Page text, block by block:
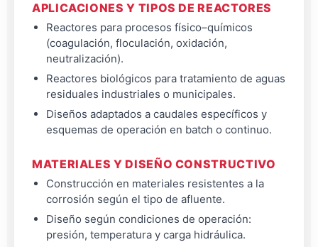
APLICACIONES Y TIPOS DE REACTORES
Reactores para procesos físico–químicos
(coagulación, floculación, oxidación,
neutralización).
Reactores biológicos para tratamiento de aguas
residuales industriales o municipales.
Diseños adaptados a caudales específicos y
esquemas de operación en batch o continuo.
MATERIALES Y DISEÑO CONSTRUCTIVO
Construcción en materiales resistentes a la
corrosión según el tipo de afluente.
Diseño según condiciones de operación:
presión, temperatura y carga hidráulica.